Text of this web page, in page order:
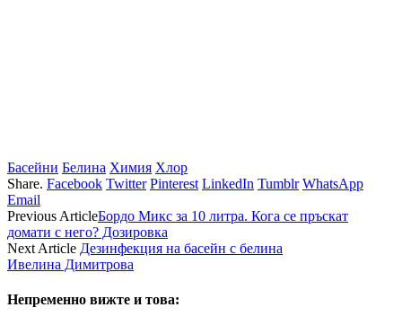
Басейни Белина Химия Хлор
Share. Facebook Twitter Pinterest LinkedIn Tumblr WhatsApp
Email
Previous ArticleБордо Микс за 10 литра. Кога се пръскат
домати с него? Дозировка
Next Article Дезинфекция на басейн с белина
Ивелина Димитрова
Непременно вижте и това: